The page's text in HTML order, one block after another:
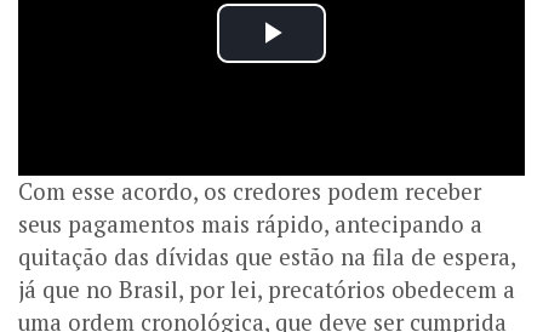
Com esse acordo, os credores podem receber
seus pagamentos mais rápido, antecipando a
quitação das dívidas que estão na fila de espera,
já que no Brasil, por lei, precatórios obedecem a
uma ordem cronológica, que deve ser cumprida